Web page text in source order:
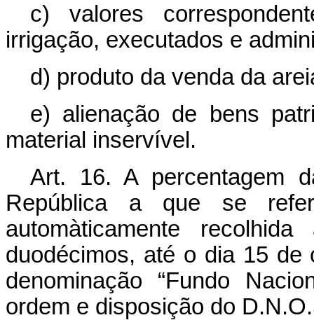
c) valores
irrigação, executados e
d) produto da venda da
e) alienação de bens
material inservível.
Art. 16. A percentagem
República a que se
automàticamente
duodécimos, até o dia 15
denominação “Fundo
ordem e disposição do